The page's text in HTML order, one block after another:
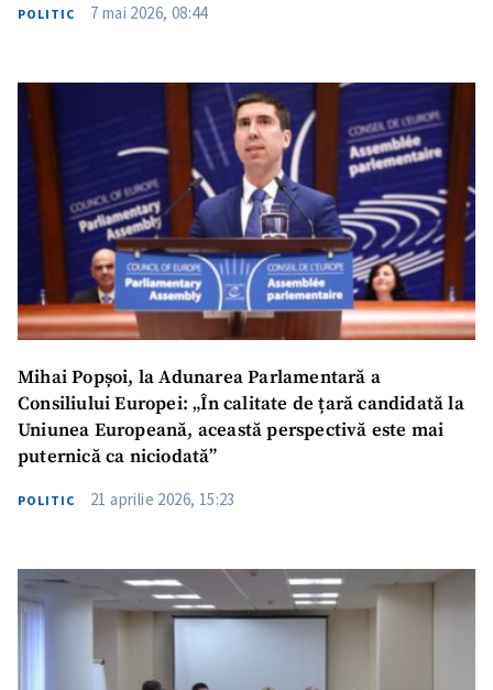
POLITIC 7 mai 2026, 08:44
Mihai Popșoi, la Adunarea Parlamentară a
Consiliului Europei: „În calitate de țară candidată la
Uniunea Europeană, această perspectivă este mai
puternică ca niciodată”
POLITIC 21 aprilie 2026, 15:23